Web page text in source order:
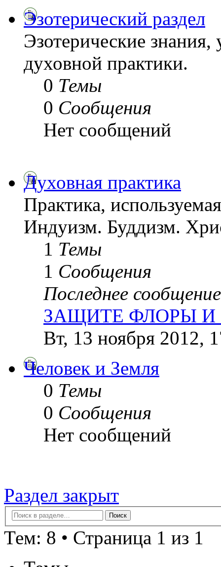
Эзотерический раздел
Эзотерические
духовной практики.
0 Темы
0 Сообщения
Нет сообщений
Духовная практика
Практика,
Индуизм. Буддизм.
1 Темы
1 Сообщения
Последнее сообщение
ЗАЩИТЕ ФЛОРЫ
Вт, 13 ноября 2012,
Человек и Земля
0 Темы
0 Сообщения
Нет сообщений
Раздел закрыт
Тем: 8 • Страница 1 из 1